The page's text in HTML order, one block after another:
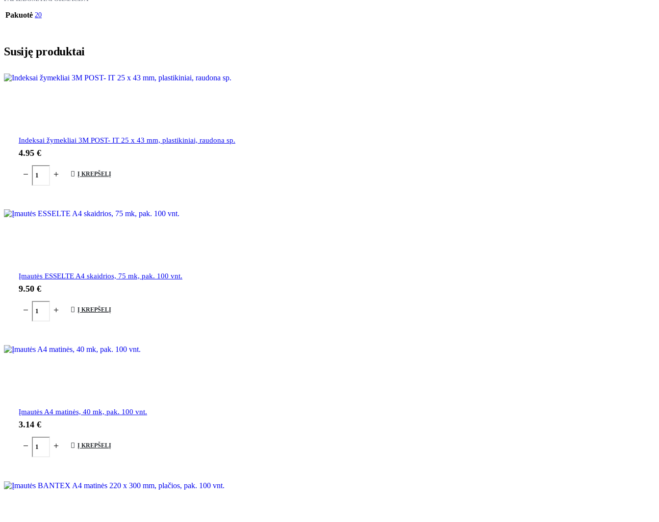
Pakuotė 20
Susiję produktai
Indeksai žymekliai 3M POST- IT 25 x 43 mm, plastikiniai, raudona sp.
4.95 €
Į KREPŠELĮ
Įmautės ESSELTE A4 skaidrios, 75 mk, pak. 100 vnt.
9.50 €
Į KREPŠELĮ
Įmautės A4 matinės, 40 mk, pak. 100 vnt.
3.14 €
Į KREPŠELĮ